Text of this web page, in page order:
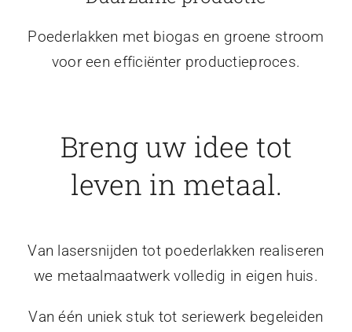
Poederlakken met biogas en groene stroom
voor een efficiënter productieproces.
Breng uw idee tot
leven in metaal.
Van lasersnijden tot poederlakken realiseren
we metaalmaatwerk volledig in eigen huis.
Van één uniek stuk tot seriewerk begeleiden